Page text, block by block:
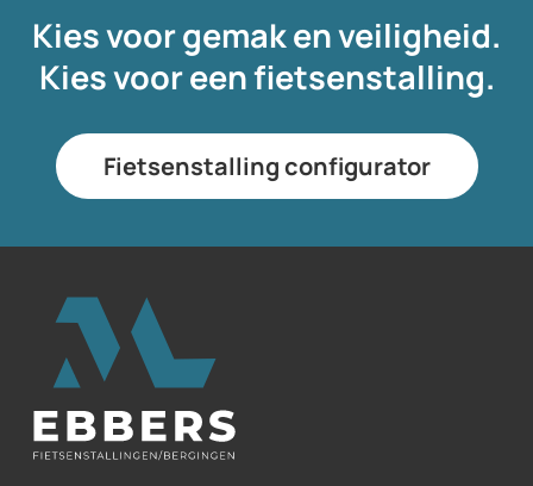
Kies voor gemak en veiligheid.
Kies voor een fietsenstalling.
Fietsenstalling configurator